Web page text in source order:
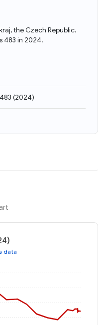
the Czech Republic.
483 in 2024.
483 (2024)
data